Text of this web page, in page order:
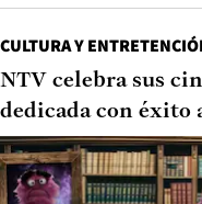
CULTURA Y
NTV celebra sus
dedicada con éxito